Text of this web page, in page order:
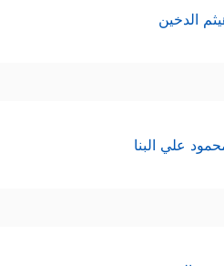
الدخين
علي البنا